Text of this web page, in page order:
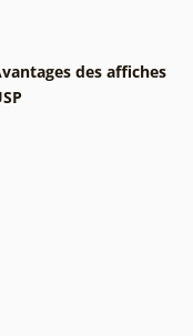
des affiches